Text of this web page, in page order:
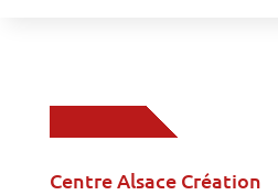
Centre Alsace Création